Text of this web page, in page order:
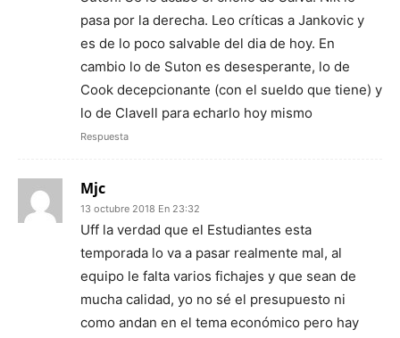
pasa por la derecha. Leo críticas a Jankovic y
es de lo poco salvable del dia de hoy. En
cambio lo de Suton es desesperante, lo de
Cook decepcionante (con el sueldo que tiene) y
lo de Clavell para echarlo hoy mismo
Respuesta
Mjc
13 octubre 2018 En 23:32
Uff la verdad que el Estudiantes esta
temporada lo va a pasar realmente mal, al
equipo le falta varios fichajes y que sean de
mucha calidad, yo no sé el presupuesto ni
como andan en el tema económico pero hay